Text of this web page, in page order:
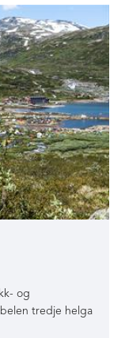
og
tredje helga